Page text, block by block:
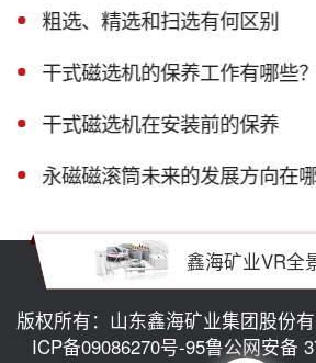
粗选、精选和扫选有何区别
干式磁选机的保养工作有哪些？
干式磁选机在安装前的保养
永磁磁滚筒未来的发展方向在
鑫海矿业VR全
版权所有：山东鑫海矿业集团股份
ICP备09086270号-95鲁公网安备